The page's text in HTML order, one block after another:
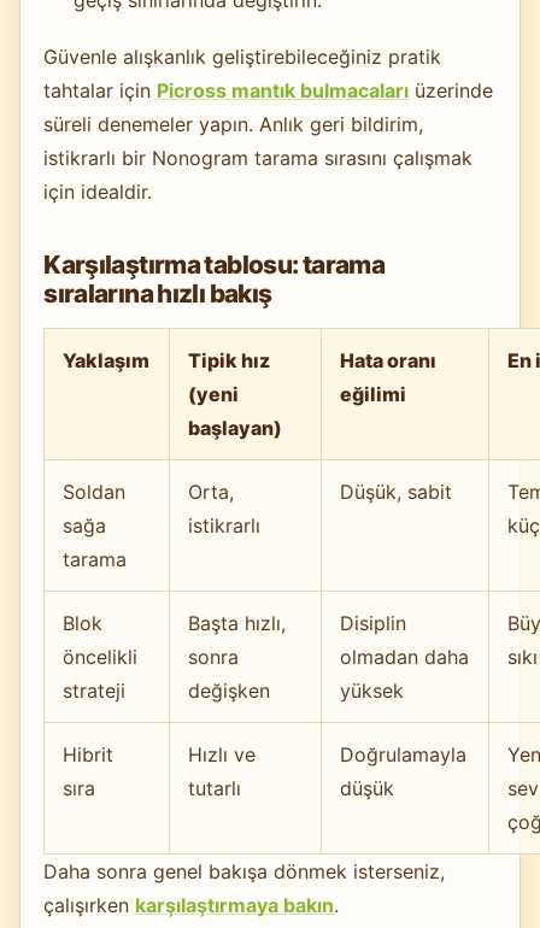
Güvenle alışkanlık geliştirebileceğiniz pratik
tahtalar için Picross mantık bulmacaları üzerinde
süreli denemeler yapın. Anlık geri bildirim,
istikrarlı bir Nonogram tarama sırasını çalışmak
için idealdir.
Karşılaştırma tablosu: tarama
sıralarına hızlı bakış
Yaklaşım
Tipik hız
(yeni
başlayan)
Hata oranı
eğilimi
En
Soldan
sağa
tarama
Orta,
istikrarlı
Düşük, sabit
Blok
öncelikli
strateji
Başta hızlı,
sonra
değişken
Disiplin
olmadan daha
yüksek
Hibrit
sıra
Hızlı ve
tutarlı
Doğrulamayla
düşük
Daha sonra genel bakışa dönmek isterseniz,
çalışırken karşılaştırmaya bakın.